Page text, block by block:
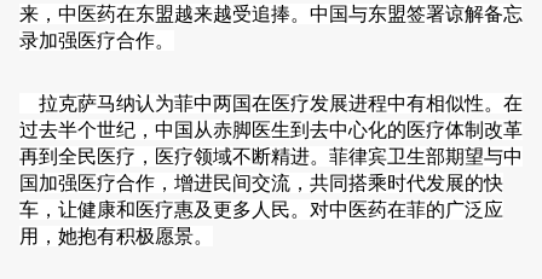
来，中医药在东盟越来越受追捧。中国与东盟签署谅解备忘
录加强医疗合作。
拉克萨马纳认为菲中两国在医疗发展进程中有相似性。在
过去半个世纪，中国从赤脚医生到去中心化的医疗体制改革
再到全民医疗，医疗领域不断精进。菲律宾卫生部期望与中
国加强医疗合作，增进民间交流，共同搭乘时代发展的快
车，让健康和医疗惠及更多人民。对中医药在菲的广泛应
用，她抱有积极愿景。